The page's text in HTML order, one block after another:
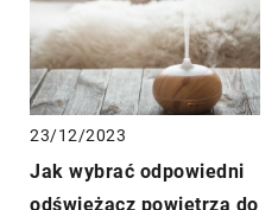
23/12/2023
Jak wybrać odpowiedni
odświeżacz powietrza do